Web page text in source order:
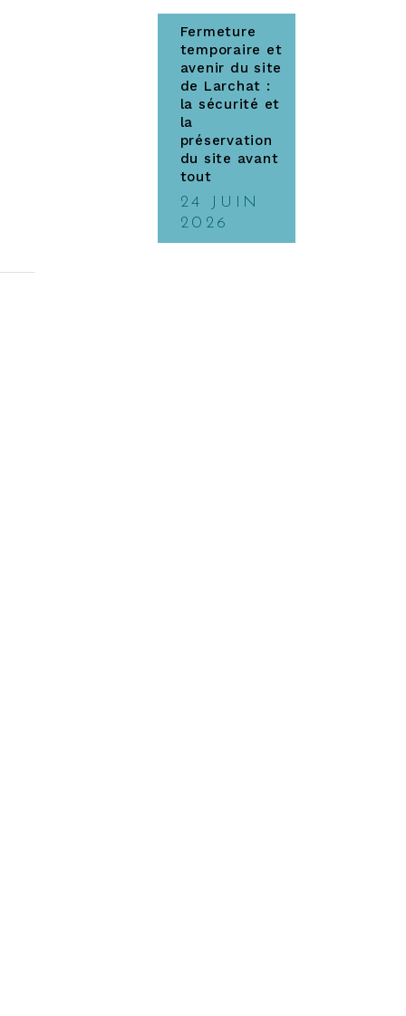
Fermeture
temporaire et
avenir du site
de Larchat :
la sécurité et
la
préservation
du site avant
tout
24 JUIN
2026